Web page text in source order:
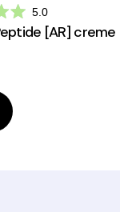
5.0
[AR] creme